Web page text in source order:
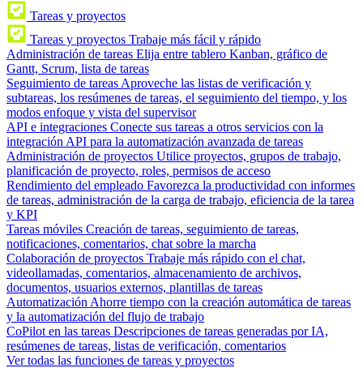
Tareas y proyectos
Tareas y proyectos Trabaje más fácil y rápido
Administración de tareas Elija entre tablero Kanban, gráfico de
Gantt, Scrum, lista de tareas
Seguimiento de tareas Aproveche las listas de verificación y
subtareas, los resúmenes de tareas, el seguimiento del tiempo, y los
modos enfoque y vista del supervisor
API e integraciones Conecte sus tareas a otros servicios con la
integración API para la automatización avanzada de tareas
Administración de proyectos Utilice proyectos, grupos de trabajo,
planificación de proyecto, roles, permisos de acceso
Rendimiento del empleado Favorezca la productividad con informes
de tareas, administración de la carga de trabajo, eficiencia de la tarea
y KPI
Tareas móviles Creación de tareas, seguimiento de tareas,
notificaciones, comentarios, chat sobre la marcha
Colaboración de proyectos Trabaje más rápido con el chat,
videollamadas, comentarios, almacenamiento de archivos,
documentos, usuarios externos, plantillas de tareas
Automatización Ahorre tiempo con la creación automática de tareas
y la automatización del flujo de trabajo
CoPilot en las tareas Descripciones de tareas generadas por IA,
resúmenes de tareas, listas de verificación, comentarios
Ver todas las funciones de tareas y proyectos